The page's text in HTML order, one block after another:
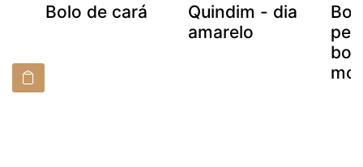
Bolo de cará
Quindim - dia
amarelo